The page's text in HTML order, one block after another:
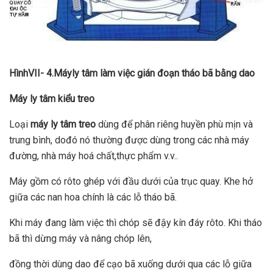
HìnhVII- 4.Máyly tâm làm việc gián đoạn tháo bã bằng dao
Máy ly tâm kiểu treo
Loại máy ly tâm treo dùng để phân riêng huyền phù mịn và
trung bình, dođó nó thường được dùng trong các nhà máy
đường, nhà máy hoá chất,thực phẩm v.v..
Máy gồm có rôto ghép với đầu dưới của trục quay. Khe hở
giữa các nan hoa chính là các lỗ tháo bã.
Khi máy đang làm việc thì chóp sẽ đậy kín đáy rôto. Khi tháo
bã thì dừng máy và nâng chóp lên,
đồng thời dùng dao để cạo bã xuống dưới qua các lỗ giữa